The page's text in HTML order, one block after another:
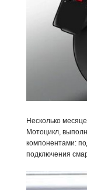
Несколько
Мотоцикл,
компонентами:
подключения